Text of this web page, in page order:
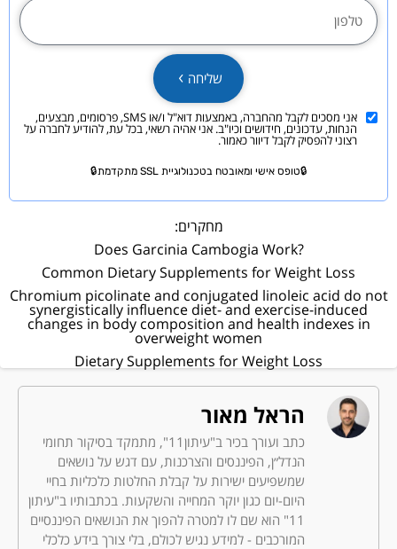
אני מסכים לקבל מהחברה, באמצעות דוא"ל ו/או SMS, פרסומים, מבצעים,
הנחות, עדכונים, חידושים וכיו"ב. אני אהיה רשאי, בכל עת, להודיע לחברה על
רצוני להפסיק לקבל דיוור כאמור.
שליחה
🔒טופס אישי ומאובטח בטכנולוגיית SSL מתקדמת🔒
מחקרים:
?Does Garcinia Cambogia Work
Common Dietary Supplements for Weight Loss
Chromium picolinate and conjugated linoleic acid do not
synergistically influence diet- and exercise-induced
changes in body composition and health indexes in
overweight women
Dietary Supplements for Weight Loss
הראל מאור
כתב ועורך בכיר ב"עיתון11", מתמקד בסיקור תחומי
הנדל״ן, הפיננסים והצרכנות, עם דגש על נושאים
שמשפיעים ישירות על קבלת החלטות כלכליות בחיי
היום-יום כגון יוקר המחייה והשקעות. בכתבותיו ב"עיתון
11" הוא שם לו למטרה להפוך את הנושאים הפיננסיים
המורכבים - למידע נגיש לכולם, בלי צורך בידע כלכלי